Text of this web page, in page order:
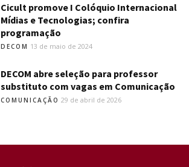
Cicult promove I Colóquio Internacional
Mídias e Tecnologias; confira
programação
DECOM 13 de maio de 2024
DECOM abre seleção para professor
substituto com vagas em Comunicação
COMUNICAÇÃO 29 de abril de 2026